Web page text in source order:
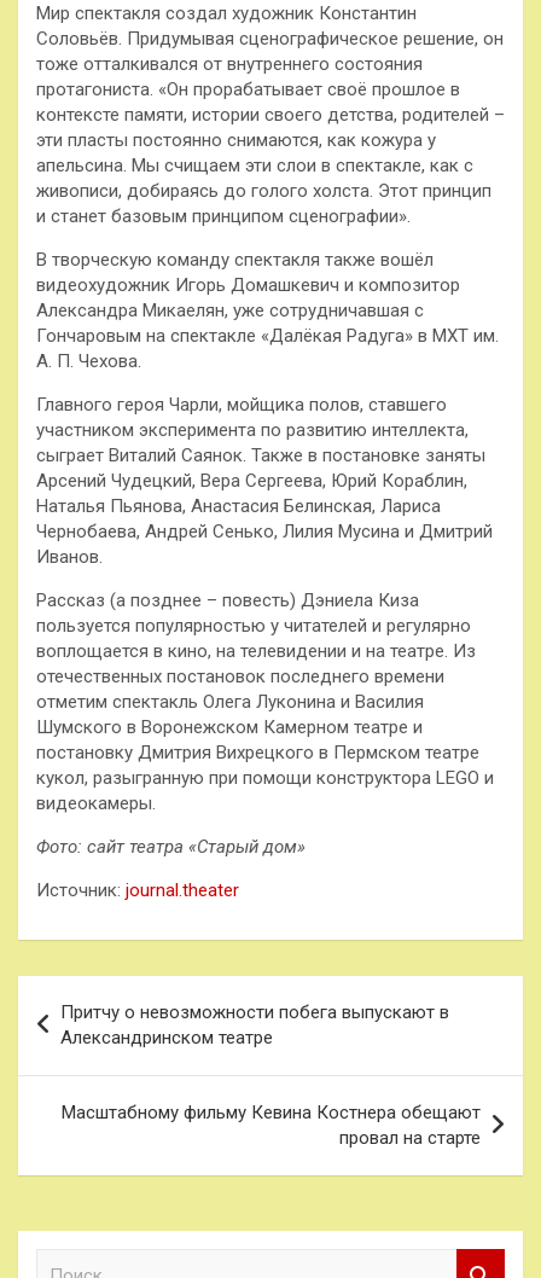
Мир спектакля создал художник Константин
Соловьёв. Придумывая сценографическое решение, он
тоже отталкивался от внутреннего состояния
протагониста. «Он прорабатывает своё прошлое в
контексте памяти, истории своего детства, родителей –
эти пласты постоянно снимаются, как кожура у
апельсина. Мы счищаем эти слои в спектакле, как с
живописи, добираясь до голого холста. Этот принцип
и станет базовым принципом сценографии».
В творческую команду спектакля также вошёл
видеохудожник Игорь Домашкевич и композитор
Александра Микаелян, уже сотрудничавшая с
Гончаровым на спектакле «Далёкая Радуга» в МХТ им.
А. П. Чехова.
Главного героя Чарли, мойщика полов, ставшего
участником эксперимента по развитию интеллекта,
сыграет Виталий Саянок. Также в постановке заняты
Арсений Чудецкий, Вера Сергеева, Юрий Кораблин,
Наталья Пьянова, Анастасия Белинская, Лариса
Чернобаева, Андрей Сенько, Лилия Мусина и Дмитрий
Иванов.
Рассказ (а позднее – повесть) Дэниела Киза
пользуется популярностью у читателей и регулярно
воплощается в кино, на телевидении и на театре. Из
отечественных постановок последнего времени
отметим спектакль Олега Луконина и Василия
Шумского в Воронежском Камерном театре и
постановку Дмитрия Вихрецкого в Пермском театре
кукол, разыгранную при помощи конструктора LEGO и
видеокамеры.
Фото: сайт театра «Старый дом»
Источник: journal.theater
по
записям
Притчу о невозможности побега выпускают в
Александринском театре
Масштабному фильму Кевина Костнера обещают
провал на старте